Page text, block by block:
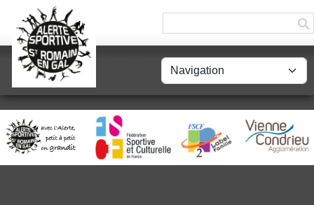
Panneau de gestion des cookies